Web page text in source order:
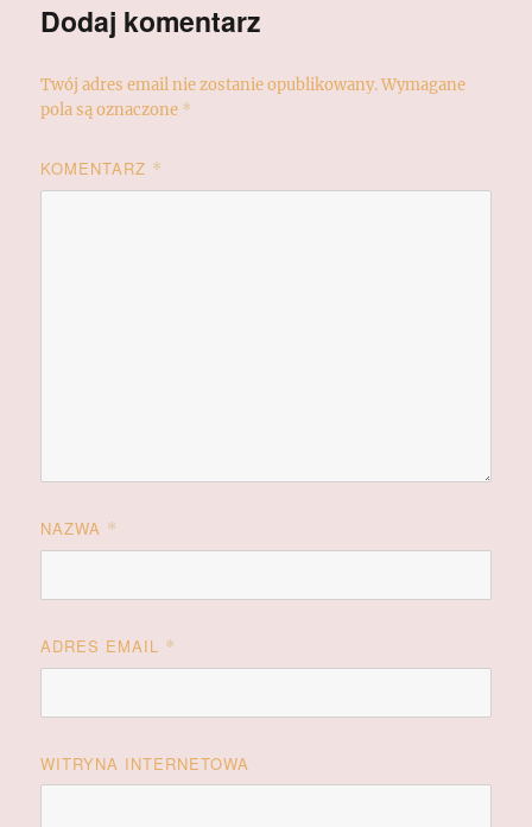
Dodaj komentarz
Twój adres email nie zostanie opublikowany. Wymagane
pola są oznaczone *
KOMENTARZ *
NAZWA *
ADRES EMAIL *
WITRYNA INTERNETOWA